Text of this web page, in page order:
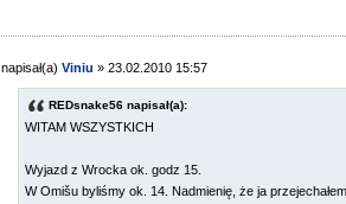
napisał(a)Viniu » 23.02.2010 15:57
REDsnake56 napisał(a):
WITAM WSZYSTKICH
Wyjazd z Wrocka ok. godz 15.
W Omišu byliśmy ok. 14. Nadmienię, że ja